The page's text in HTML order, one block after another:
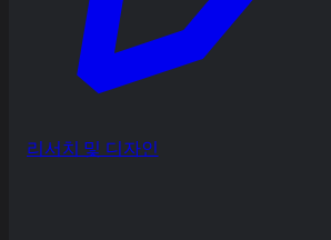
리서치 및 디자인